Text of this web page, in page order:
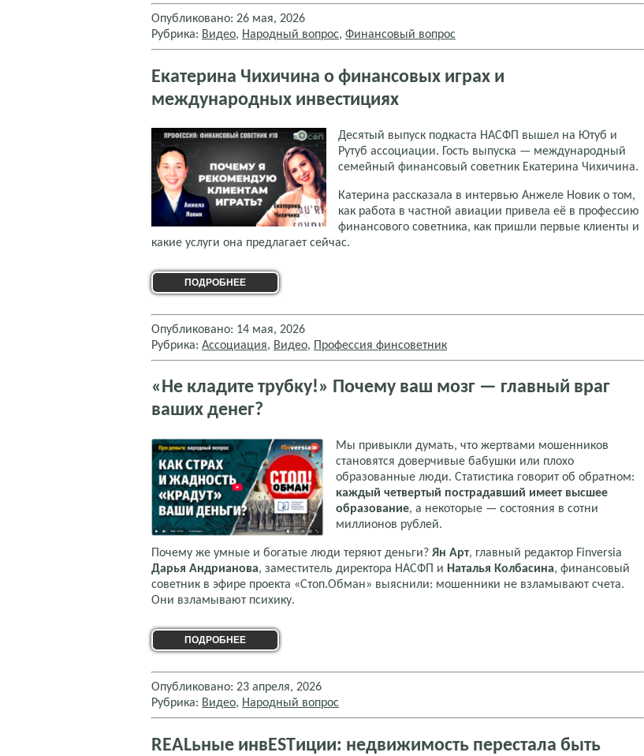
Опубликовано: 26 мая, 2026
Рубрика: Видео, Народный вопрос, Финансовый вопрос
Екатерина Чихичина о финансовых играх и
международных инвестициях
Десятый выпуск подкаста НАСФП вышел на Ютуб и
Рутуб ассоциации. Гость выпуска — международный
семейный финансовый советник Екатерина Чихичина.
Катерина рассказала в интервью Анжеле Новик о том,
как работа в частной авиации привела её в профессию
финансового советника, как пришли первые клиенты и
какие услуги она предлагает сейчас.
ПОДРОБНЕЕ
Опубликовано: 14 мая, 2026
Рубрика: Ассоциация, Видео, Профессия финсоветник
«Не кладите трубку!» Почему ваш мозг — главный враг
ваших денег?
Мы привыкли думать, что жертвами мошенников
становятся доверчивые бабушки или плохо
образованные люди. Статистика говорит об обратном:
каждый четвертый пострадавший имеет высшее
образование, а некоторые — состояния в сотни
миллионов рублей.
Почему же умные и богатые люди теряют деньги? Ян Арт, главный редактор Finversia
Дарья Андрианова, заместитель директора НАСФП и Наталья Колбасина, финансовый
советник в эфире проекта «Стоп.Обман» выяснили: мошенники не взламывают счета.
Они взламывают психику.
ПОДРОБНЕЕ
Опубликовано: 23 апреля, 2026
Рубрика: Видео, Народный вопрос
REALьные инвESTиции: недвижимость перестала быть